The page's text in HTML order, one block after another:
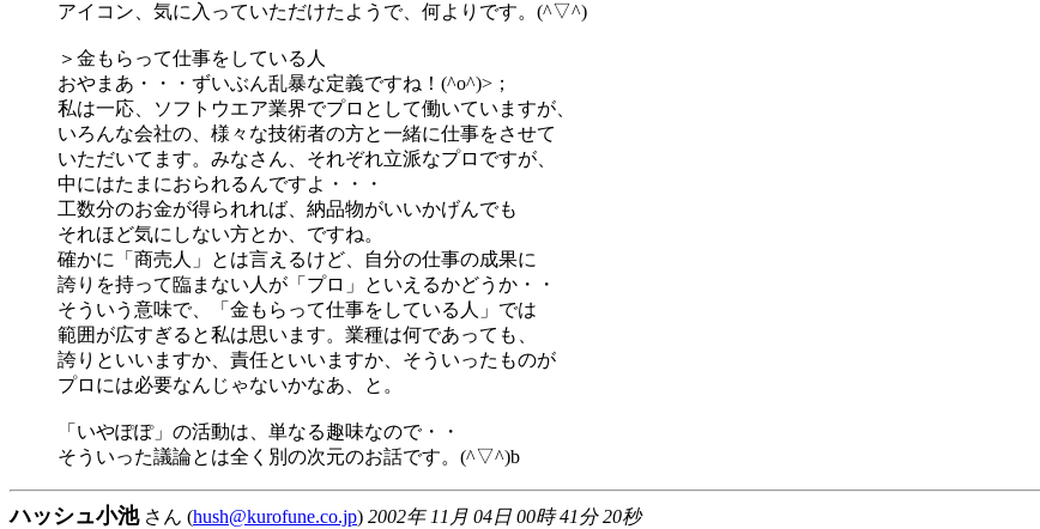
アイコン、気に入っていただけたようで、何よりです。(^▽^)
＞金もらって仕事をしている人
おやまあ・・・ずいぶん乱暴な定義ですね！(^o^)>；
私は一応、ソフトウエア業界でプロとして働いていますが、
いろんな会社の、様々な技術者の方と一緒に仕事をさせて
いただいてます。みなさん、それぞれ立派なプロですが、
中にはたまにおられるんですよ・・・
工数分のお金が得られれば、納品物がいいかげんでも
それほど気にしない方とか、ですね。
確かに「商売人」とは言えるけど、自分の仕事の成果に
誇りを持って臨まない人が「プロ」といえるかどうか・・
そういう意味で、「金もらって仕事をしている人」では
範囲が広すぎると私は思います。業種は何であっても、
誇りといいますか、責任といいますか、そういったものが
プロには必要なんじゃないかなあ、と。
「いやぽぽ」の活動は、単なる趣味なので・・
そういった議論とは全く別の次元のお話です。(^▽^)b
ハッシュ小池さん (hush@kurofune.co.jp) 2002年 11月 04日 00時 41分 20秒